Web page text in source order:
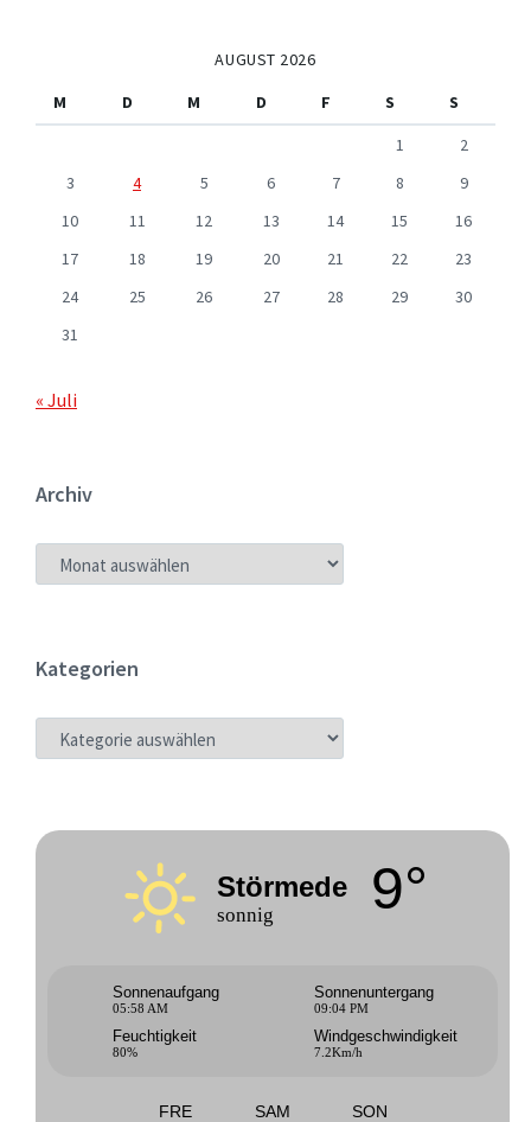
AUGUST 2026
M
D M D F S
S
1
2
3
4 5 6 7 8
9
10
11 12 13 14 15
16
17
18 19 20 21 22
23
24
25 26 27 28 29
30
31
« Juli
Archiv
ARCHIV
Kategorien
KATEGORIEN
Störmede
sonnig 9°
Sonnenaufgang
05:58 AM
Sonnenuntergang
09:04 PM
Feuchtigkeit
80%
Windgeschwindigkeit
7.2Km/h
FRE SAM SON